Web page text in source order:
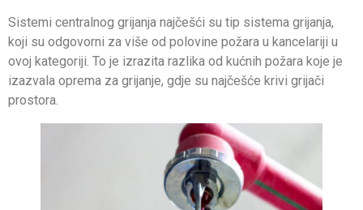
Sistemi centralnog grijanja najčešći su tip sistema grijanja,
koji su odgovorni za više od polovine požara u kancelariji u
ovoj kategoriji. To je izrazita razlika od kućnih požara koje je
izazvala oprema za grijanje, gdje su najčešće krivi grijači
prostora.